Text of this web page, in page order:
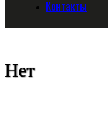
Контакты
Нет